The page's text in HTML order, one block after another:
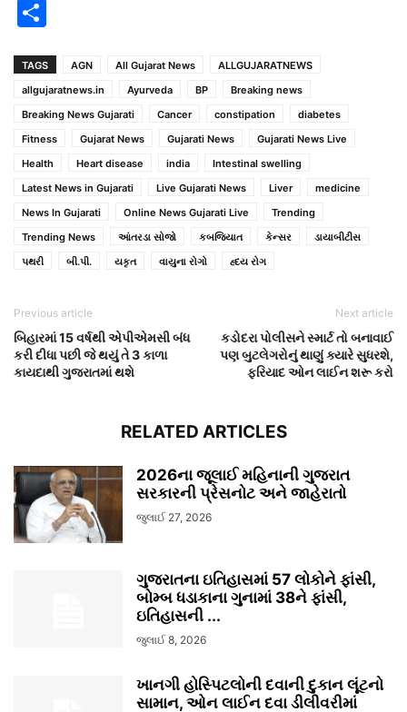
TAGS AGN All Gujarat News
ALLGUJARATNEWS
allgujaratnews.in
Ayurveda BP
Breaking news
Breaking News Gujarati
Cancer constipation
diabetes
Fitness
Gujarat News Gujarati News
Gujarati News Live
Health
Heart disease india
Intestinal swelling
Latest News in Gujarati
Live Gujarati News Liver
medicine
News In Gujarati
Online News Gujarati Live
Trending
Trending News
આંતરડા સોજો કબજિયાત કેન્સર
ડાયાબીટીસ
પથરી
બી.પી. યકૃત વાયુના રોગો હ્દય રોગ
Previous article
બિહારમાં 15 વર્ષથી એપીએમસી બંધ
કરી દીધા પછી જે થયું તે 3 કાળા
કાયદાથી ગુજરાતમાં થશે
Next article
કડોદરા પોલીસને સ્માર્ટ તો બનાવાઈ
પણ બુટલેગરોનું થાણું ક્યારે સુધરશે,
ફરિયાદ ઓન લાઈન શરૂ કરો
RELATED ARTICLES
2026ના જૂલાઈ મહિનાની ગુજરાત
સરકારની પ્રેસનોટ અને જાહેરાતો
જુલાઈ 27, 2026
ગુજરાતના ઇતિહાસમાં 57 લોકોને ફાંસી,
બોમ્બ ધડાકાના ગુનામાં 38ને ફાંસી,
ઇતિહાસની ...
જુલાઈ 8, 2026
ખાનગી હોસ્પિટલોની દવાની દુકાન લૂંટનો
સામાન, ઓન લાઈન દવા ડીલીવરીમાં